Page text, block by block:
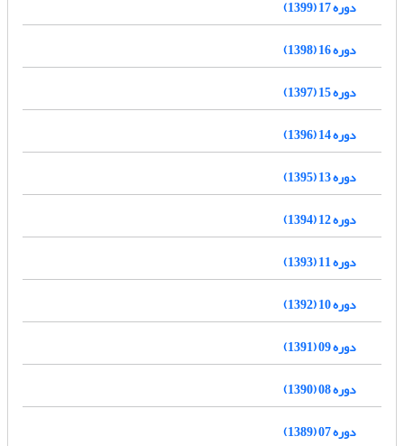
دوره 17 (1399)
دوره 16 (1398)
دوره 15 (1397)
دوره 14 (1396)
دوره 13 (1395)
دوره 12 (1394)
دوره 11 (1393)
دوره 10 (1392)
دوره 09 (1391)
دوره 08 (1390)
دوره 07 (1389)